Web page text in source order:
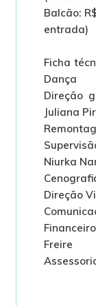
Balcão:
entrada)
Ficha
Dança
Direção
Juliana
Niurka
Direção
Freire